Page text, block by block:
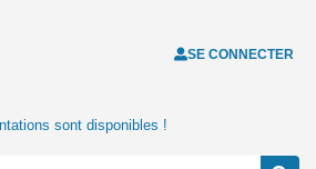
SE CONNECTER
sont disponibles !